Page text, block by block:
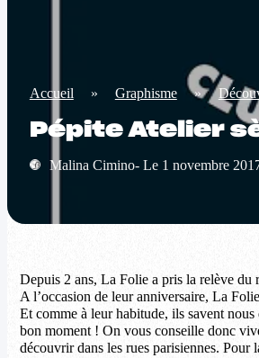
Accueil » Graphisme »
Pépite Atelier
Malina Cimino- Le 1 novembre
Depuis 2 ans, La Folie a pris la relève du
A l’occasion de leur anniversaire, La
Et comme à leur habitude, ils savent
bon moment ! On vous conseille donc
découvrir dans les rues parisiennes. Pour